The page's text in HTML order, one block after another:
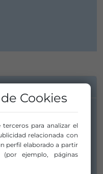
Cookies
para analizar el
relacionada con
perfil elaborado a partir
ejemplo, páginas